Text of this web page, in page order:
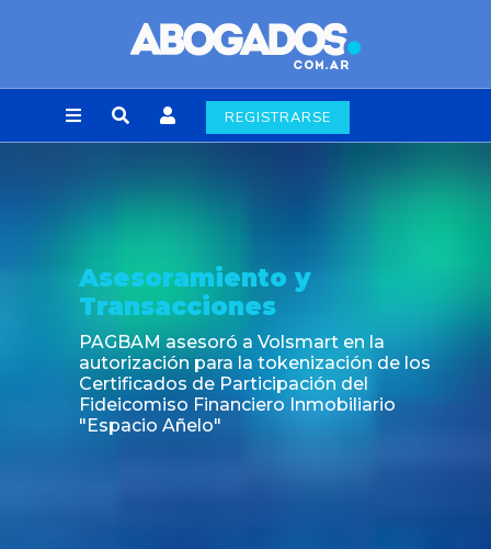
REGISTRARSE
Asesoramiento y
Transacciones
PAGBAM asesoró a Volsmart en la
autorización para la tokenización de los
Certificados de Participación del
Fideicomiso Financiero Inmobiliario
"Espacio Añelo"